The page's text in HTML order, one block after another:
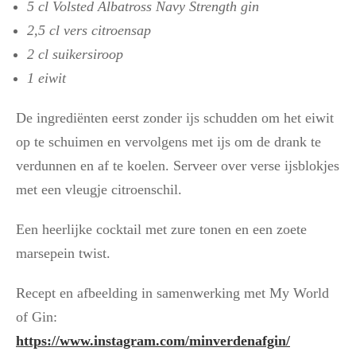
5 cl Volsted Albatross Navy Strength gin
2,5 cl vers citroensap
2 cl suikersiroop
1 eiwit
De ingrediënten eerst zonder ijs schudden om het eiwit
op te schuimen en vervolgens met ijs om de drank te
verdunnen en af te koelen. Serveer over verse ijsblokjes
met een vleugje citroenschil.
Een heerlijke cocktail met zure tonen en een zoete
marsepein twist.
Recept en afbeelding in samenwerking met My World
of Gin:
https://www.instagram.com/minverdenafgin/